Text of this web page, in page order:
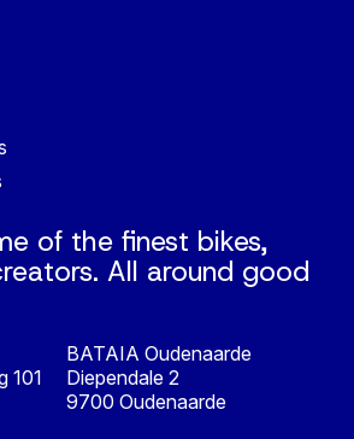
of the finest bikes,
All around good
101
BATAIA Oudenaarde
Diependale 2
9700 Oudenaarde